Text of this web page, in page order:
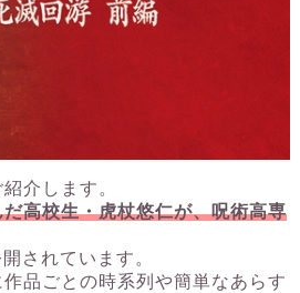
介します。
高校生・虎杖悠仁が、呪術高専
されています。
品ごとの時系列や簡単なあらす